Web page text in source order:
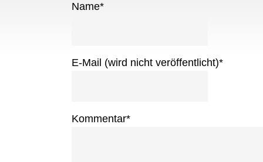
Name*
E-Mail (wird nicht veröffentlicht)*
Kommentar*